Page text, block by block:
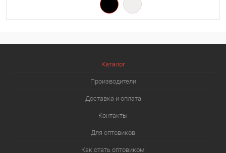
Каталог
Производители
Доставка и оплата
Контакты
Для оптовиков
Как стать оптовиком